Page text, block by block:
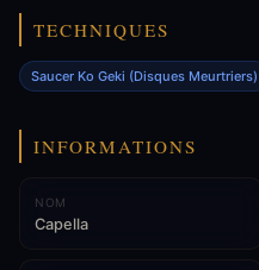
TECHNIQUES
Saucer Ko Geki (Disques Meurtriers)
INFORMATIONS
NOM
Capella